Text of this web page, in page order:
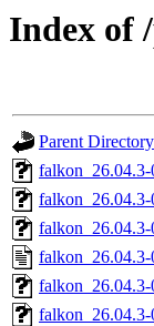
Index of
Parent Directory
falkon_26.04.3-
falkon_26.04.3-
falkon_26.04.3-